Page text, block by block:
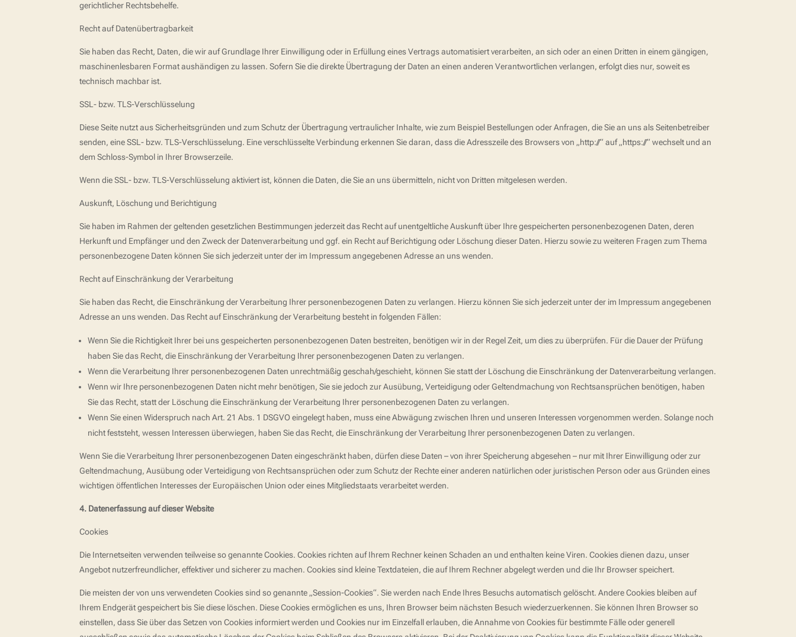
gerichtlicher Rechtsbehelfe.
Recht auf Datenübertragbarkeit
Sie haben das Recht, Daten, die wir auf Grundlage Ihrer Einwilligung oder in Erfüllung eines Vertrags automatisiert verarbeiten, an sich oder an einen Dritten in einem gängigen,
maschinenlesbaren Format aushändigen zu lassen. Sofern Sie die direkte Übertragung der Daten an einen anderen Verantwortlichen verlangen, erfolgt dies nur, soweit es
technisch machbar ist.
SSL- bzw. TLS-Verschlüsselung
Diese Seite nutzt aus Sicherheitsgründen und zum Schutz der Übertragung vertraulicher Inhalte, wie zum Beispiel Bestellungen oder Anfragen, die Sie an uns als Seitenbetreiber
senden, eine SSL- bzw. TLS-Verschlüsselung. Eine verschlüsselte Verbindung erkennen Sie daran, dass die Adresszeile des Browsers von „http://“ auf „https://“ wechselt und an
dem Schloss-Symbol in Ihrer Browserzeile.
Wenn die SSL- bzw. TLS-Verschlüsselung aktiviert ist, können die Daten, die Sie an uns übermitteln, nicht von Dritten mitgelesen werden.
Auskunft, Löschung und Berichtigung
Sie haben im Rahmen der geltenden gesetzlichen Bestimmungen jederzeit das Recht auf unentgeltliche Auskunft über Ihre gespeicherten personenbezogenen Daten, deren
Herkunft und Empfänger und den Zweck der Datenverarbeitung und ggf. ein Recht auf Berichtigung oder Löschung dieser Daten. Hierzu sowie zu weiteren Fragen zum Thema
personenbezogene Daten können Sie sich jederzeit unter der im Impressum angegebenen Adresse an uns wenden.
Recht auf Einschränkung der Verarbeitung
Sie haben das Recht, die Einschränkung der Verarbeitung Ihrer personenbezogenen Daten zu verlangen. Hierzu können Sie sich jederzeit unter der im Impressum angegebenen
Adresse an uns wenden. Das Recht auf Einschränkung der Verarbeitung besteht in folgenden Fällen:
Wenn Sie die Richtigkeit Ihrer bei uns gespeicherten personenbezogenen Daten bestreiten, benötigen wir in der Regel Zeit, um dies zu überprüfen. Für die Dauer der Prüfung
haben Sie das Recht, die Einschränkung der Verarbeitung Ihrer personenbezogenen Daten zu verlangen.
Wenn die Verarbeitung Ihrer personenbezogenen Daten unrechtmäßig geschah/geschieht, können Sie statt der Löschung die Einschränkung der Datenverarbeitung verlangen.
Wenn wir Ihre personenbezogenen Daten nicht mehr benötigen, Sie sie jedoch zur Ausübung, Verteidigung oder Geltendmachung von Rechtsansprüchen benötigen, haben
Sie das Recht, statt der Löschung die Einschränkung der Verarbeitung Ihrer personenbezogenen Daten zu verlangen.
Wenn Sie einen Widerspruch nach Art. 21 Abs. 1 DSGVO eingelegt haben, muss eine Abwägung zwischen Ihren und unseren Interessen vorgenommen werden. Solange noch
nicht feststeht, wessen Interessen überwiegen, haben Sie das Recht, die Einschränkung der Verarbeitung Ihrer personenbezogenen Daten zu verlangen.
Wenn Sie die Verarbeitung Ihrer personenbezogenen Daten eingeschränkt haben, dürfen diese Daten – von ihrer Speicherung abgesehen – nur mit Ihrer Einwilligung oder zur
Geltendmachung, Ausübung oder Verteidigung von Rechtsansprüchen oder zum Schutz der Rechte einer anderen natürlichen oder juristischen Person oder aus Gründen eines
wichtigen öffentlichen Interesses der Europäischen Union oder eines Mitgliedstaats verarbeitet werden.
4. Datenerfassung auf dieser Website
Cookies
Die Internetseiten verwenden teilweise so genannte Cookies. Cookies richten auf Ihrem Rechner keinen Schaden an und enthalten keine Viren. Cookies dienen dazu, unser
Angebot nutzerfreundlicher, effektiver und sicherer zu machen. Cookies sind kleine Textdateien, die auf Ihrem Rechner abgelegt werden und die Ihr Browser speichert.
Die meisten der von uns verwendeten Cookies sind so genannte „Session-Cookies“. Sie werden nach Ende Ihres Besuchs automatisch gelöscht. Andere Cookies bleiben auf
Ihrem Endgerät gespeichert bis Sie diese löschen. Diese Cookies ermöglichen es uns, Ihren Browser beim nächsten Besuch wiederzuerkennen. Sie können Ihren Browser so
einstellen, dass Sie über das Setzen von Cookies informiert werden und Cookies nur im Einzelfall erlauben, die Annahme von Cookies für bestimmte Fälle oder generell